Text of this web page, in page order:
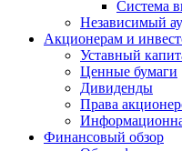
Система
Независимый
Акционерам и
Уставный
Ценные бумаги
Дивиденды
Права
Финансовый обзор